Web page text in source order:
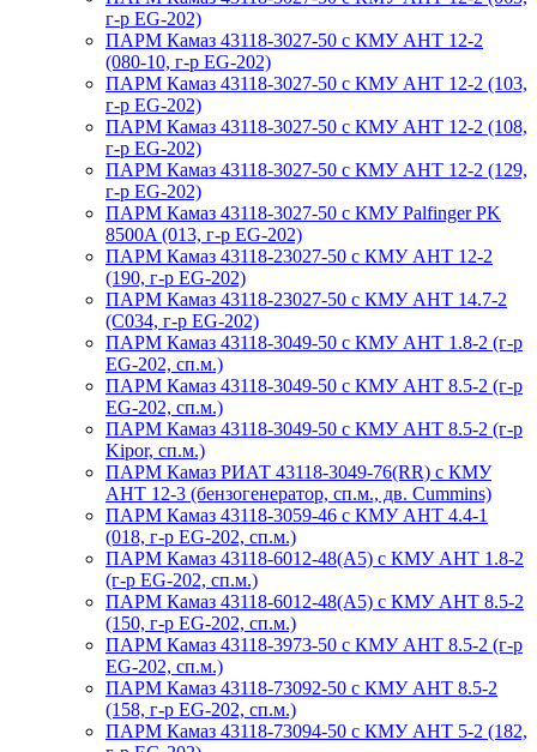
г-р EG-202)
ПАРМ Камаз 43118-3027-50 с КМУ АНТ 12-2
(080-10, г-р EG-202)
ПАРМ Камаз 43118-3027-50 с КМУ АНТ 12-2 (103,
г-р EG-202)
ПАРМ Камаз 43118-3027-50 с КМУ АНТ 12-2 (108,
г-р EG-202)
ПАРМ Камаз 43118-3027-50 с КМУ АНТ 12-2 (129,
г-р EG-202)
ПАРМ Камаз 43118-3027-50 с КМУ Palfinger PK
8500A (013, г-р EG-202)
ПАРМ Камаз 43118-23027-50 с КМУ АНТ 12-2
(190, г-р EG-202)
ПАРМ Камаз 43118-23027-50 с КМУ АНТ 14.7-2
(С034, г-р EG-202)
ПАРМ Камаз 43118-3049-50 с КМУ АНТ 1.8-2 (г-р
EG-202, сп.м.)
ПАРМ Камаз 43118-3049-50 с КМУ АНТ 8.5-2 (г-р
EG-202, сп.м.)
ПАРМ Камаз 43118-3049-50 с КМУ АНТ 8.5-2 (г-р
Kipor, сп.м.)
ПАРМ Камаз РИАТ 43118-3049-76(RR) с КМУ
АНТ 12-3 (бензогенератор, сп.м., дв. Cummins)
ПАРМ Камаз 43118-3059-46 с КМУ АНТ 4.4-1
(018, г-р EG-202, сп.м.)
ПАРМ Камаз 43118-6012-48(А5) с КМУ АНТ 1.8-2
(г-р EG-202, сп.м.)
ПАРМ Камаз 43118-6012-48(А5) с КМУ АНТ 8.5-2
(150, г-р EG-202, сп.м.)
ПАРМ Камаз 43118-3973-50 с КМУ АНТ 8.5-2 (г-р
EG-202, сп.м.)
ПАРМ Камаз 43118-73092-50 с КМУ АНТ 8.5-2
(158, г-р EG-202, сп.м.)
ПАРМ Камаз 43118-73094-50 с КМУ АНТ 5-2 (182,